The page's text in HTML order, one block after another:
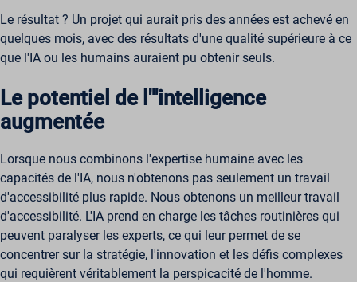
Le résultat ? Un projet qui aurait pris des années est achevé en
quelques mois, avec des résultats d'une qualité supérieure à ce
que l'IA ou les humains auraient pu obtenir seuls.
Le potentiel de l'"intelligence
augmentée
Lorsque nous combinons l'expertise humaine avec les
capacités de l'IA, nous n'obtenons pas seulement un travail
d'accessibilité plus rapide. Nous obtenons un meilleur travail
d'accessibilité. L'IA prend en charge les tâches routinières qui
peuvent paralyser les experts, ce qui leur permet de se
concentrer sur la stratégie, l'innovation et les défis complexes
qui requièrent véritablement la perspicacité de l'homme.